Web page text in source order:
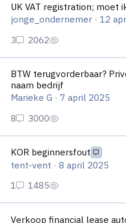
UK VAT registration; moet
jonge_ondernemer ·12
BTW terugvorderbaar?
naam bedrijf
Marieke G ·7 april 2025
KOR beginnersfout
tent-vent ·8 april 2025
Verkoop financial lease